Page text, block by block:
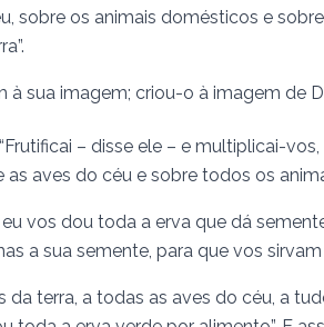
sobre os animais domésticos e
à sua imagem; criou-o à imagem de
– disse ele – e multiplicai-
as aves do céu e sobre todos os
eu vos dou toda a erva que dá
a sua semente, para que vos
da terra, a todas as aves do céu, a